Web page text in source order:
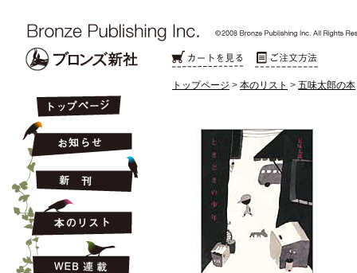
トップページ > 本のリスト > 五味太郎の本